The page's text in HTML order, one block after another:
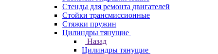
Стенды для ремонта двигателей
Стойки трансмиссионные
Стяжки пружин
Цилиндры тянущие
Назад
Цилиндры тянущие